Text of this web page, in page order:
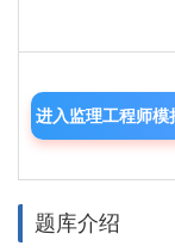
进入监理工程师模
题库介绍